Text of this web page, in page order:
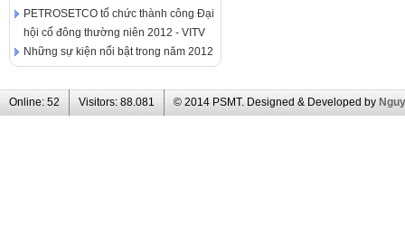
PETROSETCO tổ chức thành công Đại
hội cổ đông thường niên 2012 - VITV
Những sự kiện nổi bật trong năm 2012
Online: 52 Visitors: 88.081 © 2014 PSMT. Designed & Developed by